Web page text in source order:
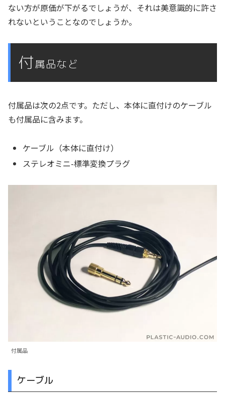
ない方が原価が下がるでしょうが、それは美意識的に許さ
れないということなのでしょうか。
付 属品など
付属品は次の2点です。ただし、本体に直付けのケーブル
も付属品に含みます。
ケーブル（本体に直付け）
ステレオミニ-標準変換プラグ
付属品
ケーブル